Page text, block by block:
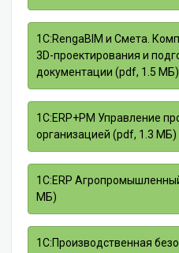
1C:RengaBIM и Смета.
3D-проектирования и
документации (pdf, 1.5 МБ)
1С:ERP+PM Управление
организацией (pdf, 1.3 МБ)
1С:ERP
МБ)
1С:Производственная